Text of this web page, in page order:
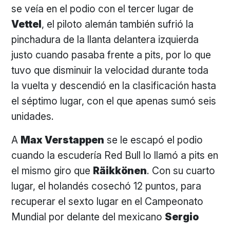
se veía en el podio con el tercer lugar de
Vettel, el piloto alemán también sufrió la
pinchadura de la llanta delantera izquierda
justo cuando pasaba frente a pits, por lo que
tuvo que disminuir la velocidad durante toda
la vuelta y descendió en la clasificación hasta
el séptimo lugar, con el que apenas sumó seis
unidades.
A Max Verstappen se le escapó el podio
cuando la escudería Red Bull lo llamó a pits en
el mismo giro que Räikkönen. Con su cuarto
lugar, el holandés cosechó 12 puntos, para
recuperar el sexto lugar en el Campeonato
Mundial por delante del mexicano Sergio